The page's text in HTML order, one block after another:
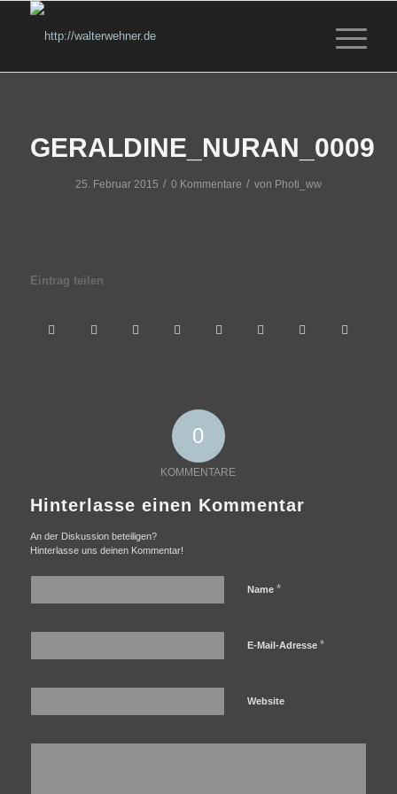
GERALDINE_NURAN_0009
25. Februar 2015 / 0 Kommentare / von Photi_ww
Eintrag teilen
0
KOMMENTARE
Hinterlasse einen Kommentar
An der Diskussion beteiligen?
Hinterlasse uns deinen Kommentar!
Name *
E-Mail-Adresse *
Website